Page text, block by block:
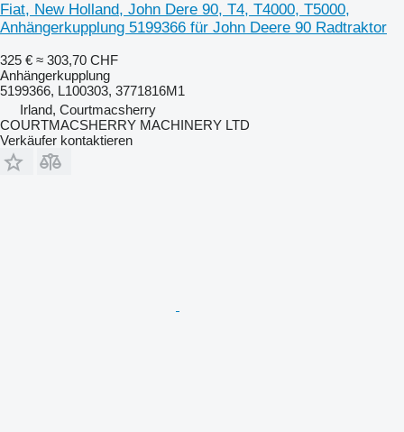
Fiat, New Holland, John Dere 90, T4, T4000, T5000,
Anhängerkupplung 5199366 für John Deere 90 Radtraktor
325 € ≈ 303,70 CHF
Anhängerkupplung
5199366, L100303, 3771816M1
Irland, Courtmacsherry
COURTMACSHERRY MACHINERY LTD
Verkäufer kontaktieren